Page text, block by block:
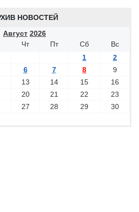
НОВОСТЕЙ
Август 2026
Чт Пт Сб
Вс
1
2
6 7 8
9
13 14 15
16
20 21 22
23
27 28 29
30